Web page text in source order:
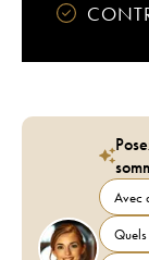
Avec